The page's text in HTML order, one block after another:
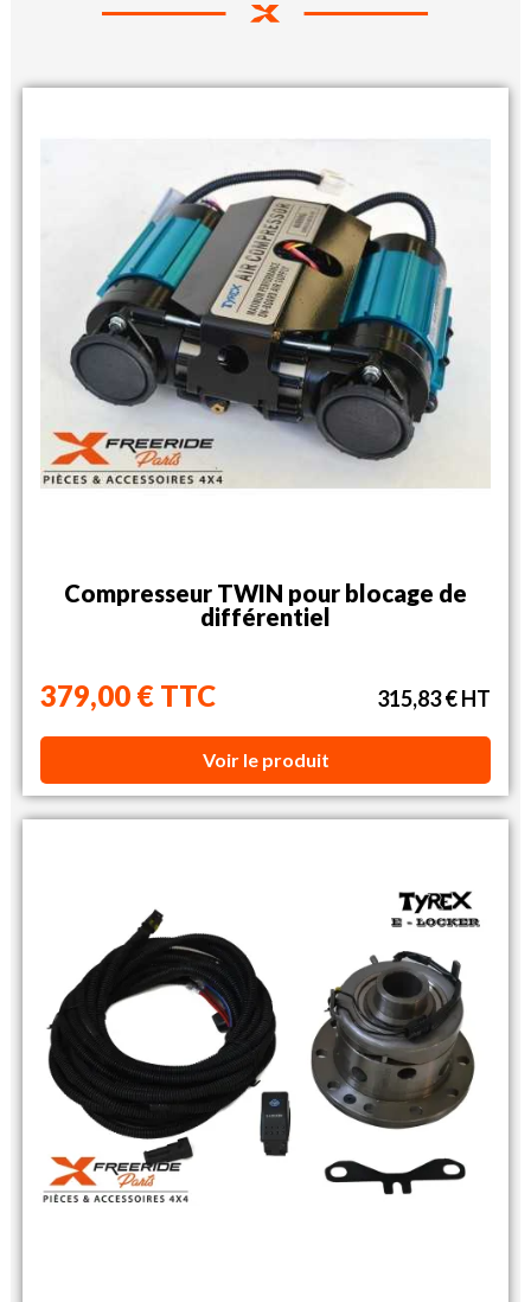
Compresseur TWIN pour blocage de
différentiel
379,00 € TTC 315,83 € HT
Voir le produit